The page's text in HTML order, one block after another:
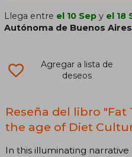
Llega entre el 10 Sep y el 18
Autónoma de Buenos Aires
Agregar a lista de
deseos
Reseña del libro
the age of Diet
In this illuminating